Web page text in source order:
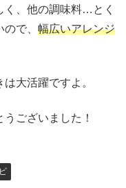
く、他の調味料…とく
で、 幅広いアレンジ
大活躍ですよ。
ございました！